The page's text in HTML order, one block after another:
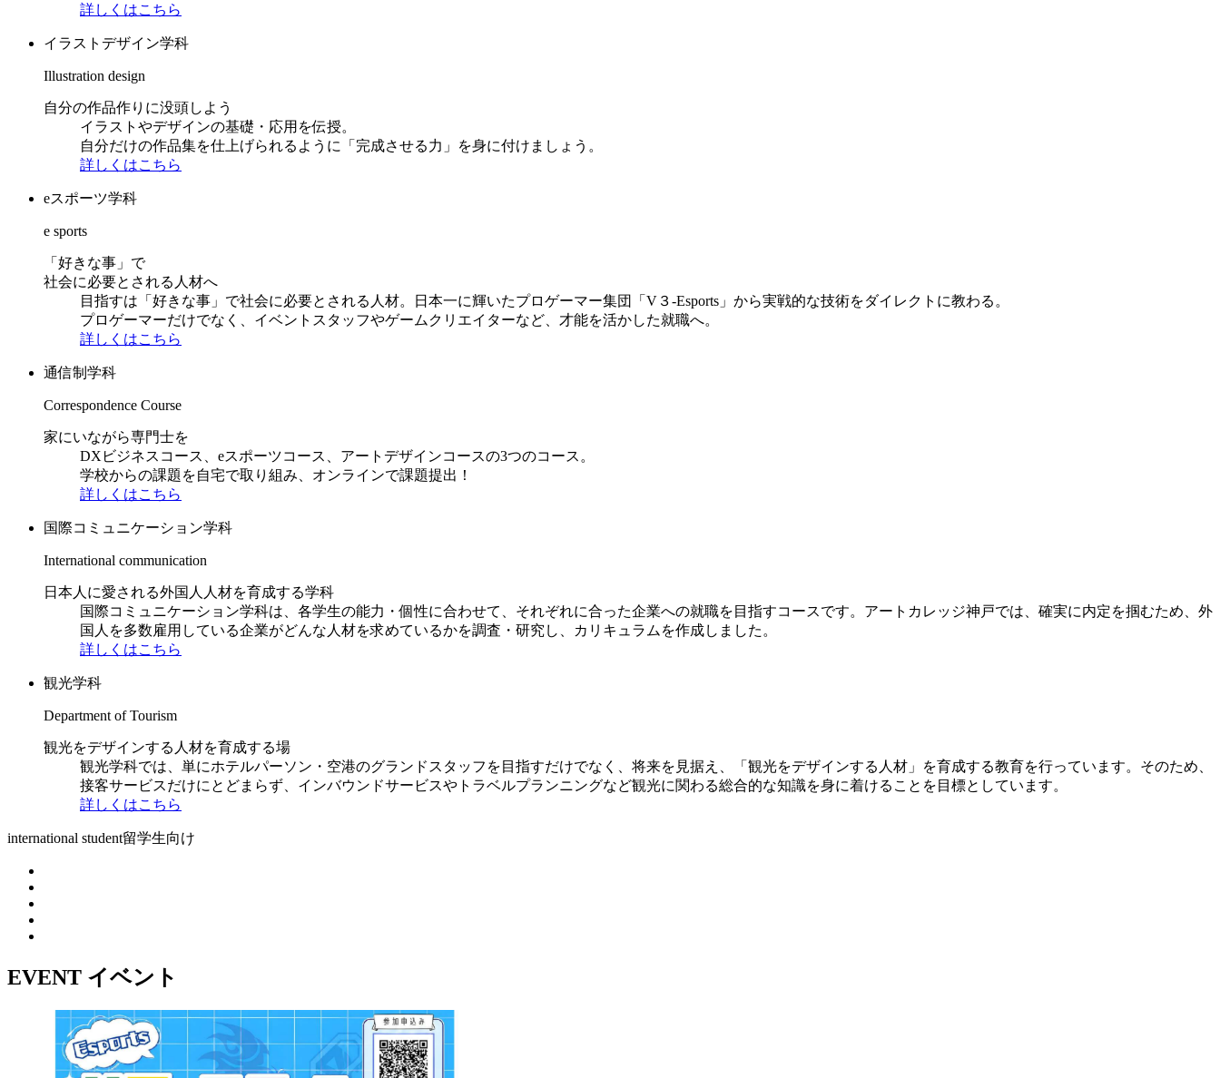
詳しくはこちら
イラストデザイン学科
Illustration design
自分の作品作りに没頭しよう
イラストやデザインの基礎・応用を伝授。
自分だけの作品集を仕上げられるように「完成させる力」を身に付けましょう。
詳しくはこちら
eスポーツ学科
e sports
「好きな事」で
社会に必要とされる人材へ
目指すは「好きな事」で社会に必要とされる人材。日本一に輝いたプロゲーマー集団「V３-Esports」から実戦的な技術をダイレクトに教わる。
プロゲーマーだけでなく、イベントスタッフやゲームクリエイターなど、才能を活かした就職へ。
詳しくはこちら
通信制学科
Correspondence Course
家にいながら専門士を
DXビジネスコース、eスポーツコース、アートデザインコースの3つのコース。
学校からの課題を自宅で取り組み、オンラインで課題提出！
詳しくはこちら
国際コミュニケーション学科
International communication
日本人に愛される外国人人材を育成する学科
国際コミュニケーション学科は、各学生の能力・個性に合わせて、それぞれに合った企業への就職を目指すコースです。アートカレッジ神戸では、確実に内定を掴むため、外
国人を多数雇用している企業がどんな人材を求めているかを調査・研究し、カリキュラムを作成しました。
詳しくはこちら
観光学科
Department of Tourism
観光をデザインする人材を育成する場
観光学科では、単にホテルパーソン・空港のグランドスタッフを目指すだけでなく、将来を見据え、「観光をデザインする人材」を育成する教育を行っています。そのため、
接客サービスだけにとどまらず、インバウンドサービスやトラベルプランニングなど観光に関わる総合的な知識を身に着けることを目標としています。
詳しくはこちら
international student留学生向け
EVENT イベント